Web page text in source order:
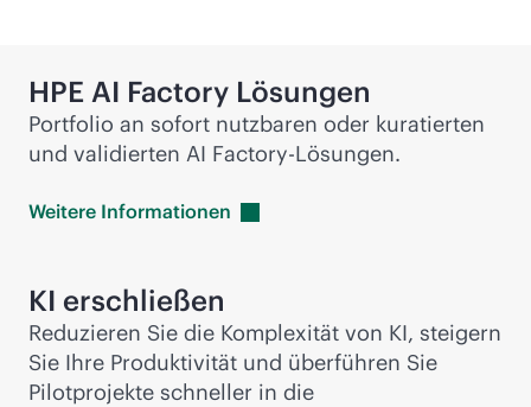
HPE AI Factory Lösungen
Portfolio an sofort nutzbaren oder kuratierten
und validierten AI Factory-Lösungen.
Weitere Informationen
KI erschließen
Reduzieren Sie die Komplexität von KI, steigern
Sie Ihre Produktivität und überführen Sie
Pilotprojekte schneller in die